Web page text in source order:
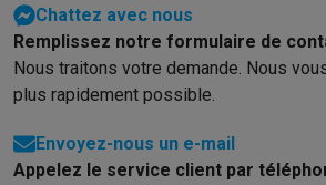
Chattez avec nous
Remplissez notre formulaire de
Nous traitons votre demande. Nous
plus rapidement possible.
Envoyez-nous un e-mail
Appelez le service client par